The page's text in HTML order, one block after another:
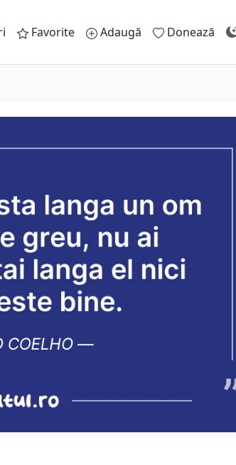
Favorite Adaugă Donează